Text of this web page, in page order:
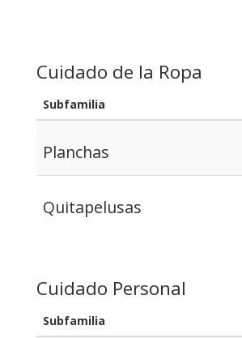
Cuidado de la Ropa
Subfamilia
Planchas
Quitapelusas
Cuidado Personal
Subfamilia